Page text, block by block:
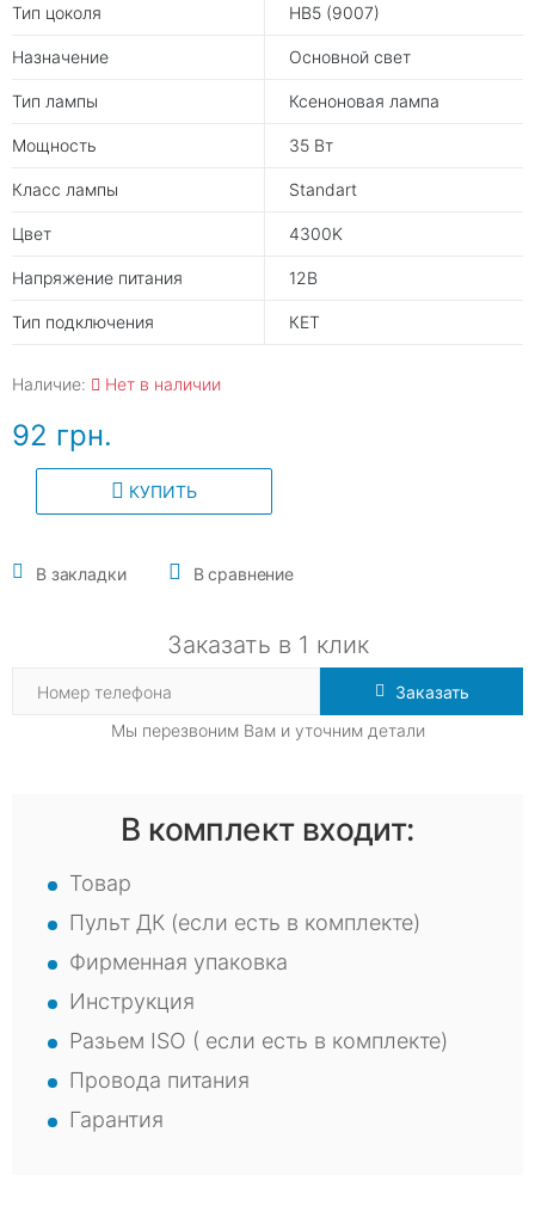
Тип цоколя HB5 (9007)
Назначение Основной свет
Тип лампы Ксеноновая лампа
Мощность 35 Вт
Класс лампы Standart
Цвет 4300K
Напряжение питания 12В
Тип подключения КЕТ
Наличие: Нет в наличии
92 грн.
КУПИТЬ
В закладки В сравнение
Заказать в 1 клик
Заказать
Мы перезвоним Вам и уточним детали
В комплект входит:
Товар
Пульт ДК (если есть в комплекте)
Фирменная упаковка
Инструкция
Разьем ISO ( если есть в комплекте)
Провода питания
Гарантия